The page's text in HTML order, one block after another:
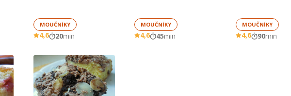
MOUČNÍKY
4,6 20min
MOUČNÍKY
4,6 45min
MOUČNÍKY
4,6 90min